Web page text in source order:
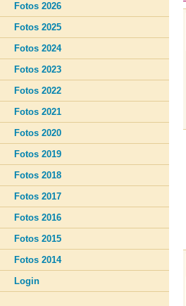
Fotos 2026
Fotos 2025
Fotos 2024
Fotos 2023
Fotos 2022
Fotos 2021
Fotos 2020
Fotos 2019
Fotos 2018
Fotos 2017
Fotos 2016
Fotos 2015
Fotos 2014
Login